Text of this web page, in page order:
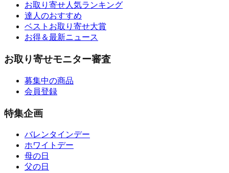
お取り寄せ人気ランキング
達人のおすすめ
ベストお取り寄せ大賞
お得＆最新ニュース
お取り寄せモニター審査
募集中の商品
会員登録
特集企画
バレンタインデー
ホワイトデー
母の日
父の日